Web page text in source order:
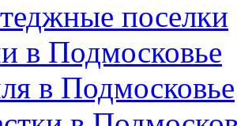
поселки
в Подмосковье
в Подмосковье